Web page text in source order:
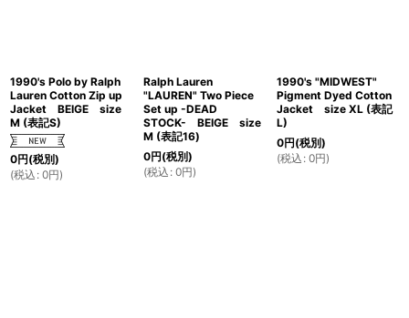
1990's Polo by Ralph
Lauren Cotton Zip up
Jacket BEIGE size
M (表記S)
0円(税別)
(税込 : 0円)
Ralph Lauren
"LAUREN" Two Piece
Set up -DEAD
STOCK- BEIGE size
M (表記16)
0円(税別)
(税込 : 0円)
1990's "MIDWEST"
Pigment Dyed Cotton
Jacket size XL (表記
L)
0円(税別)
(税込 : 0円)